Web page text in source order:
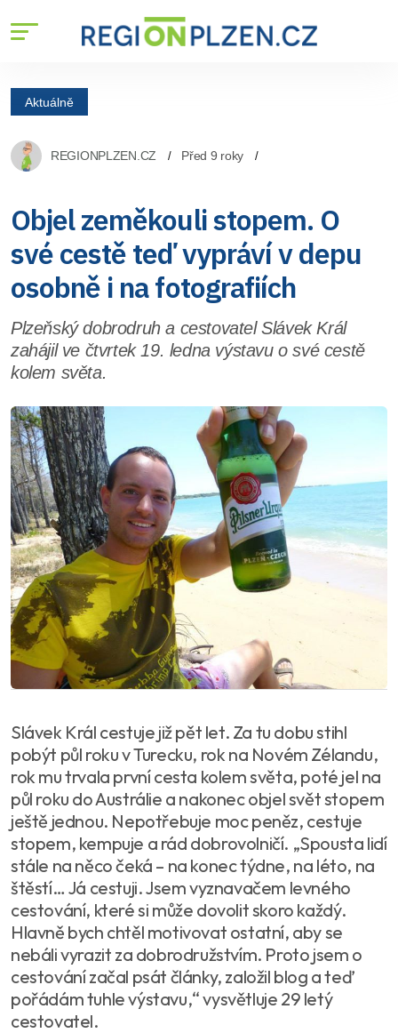
Aktuálně
REGIONPLZEN.CZ Před 9 roky
Objel zeměkouli stopem. O
své cestě teď vypráví v depu
osobně i na fotografiích
Plzeňský dobrodruh a cestovatel Slávek Král
zahájil ve čtvrtek 19. ledna výstavu o své cestě
kolem světa.
Slávek Král cestuje již pět let. Za tu dobu stihl
pobýt půl roku v Turecku, rok na Novém Zélandu,
rok mu trvala první cesta kolem světa, poté jel na
půl roku do Austrálie a nakonec objel svět stopem
ještě jednou. Nepotřebuje moc peněz, cestuje
stopem, kempuje a rád dobrovolničí. „Spousta lidí
stále na něco čeká – na konec týdne, na léto, na
štěstí… Já cestuji. Jsem vyznavačem levného
cestování, které si může dovolit skoro každý.
Hlavně bych chtěl motivovat ostatní, aby se
nebáli vyrazit za dobrodružstvím. Proto jsem o
cestování začal psát články, založil blog a teď
pořádám tuhle výstavu,“ vysvětluje 29 letý
cestovatel.